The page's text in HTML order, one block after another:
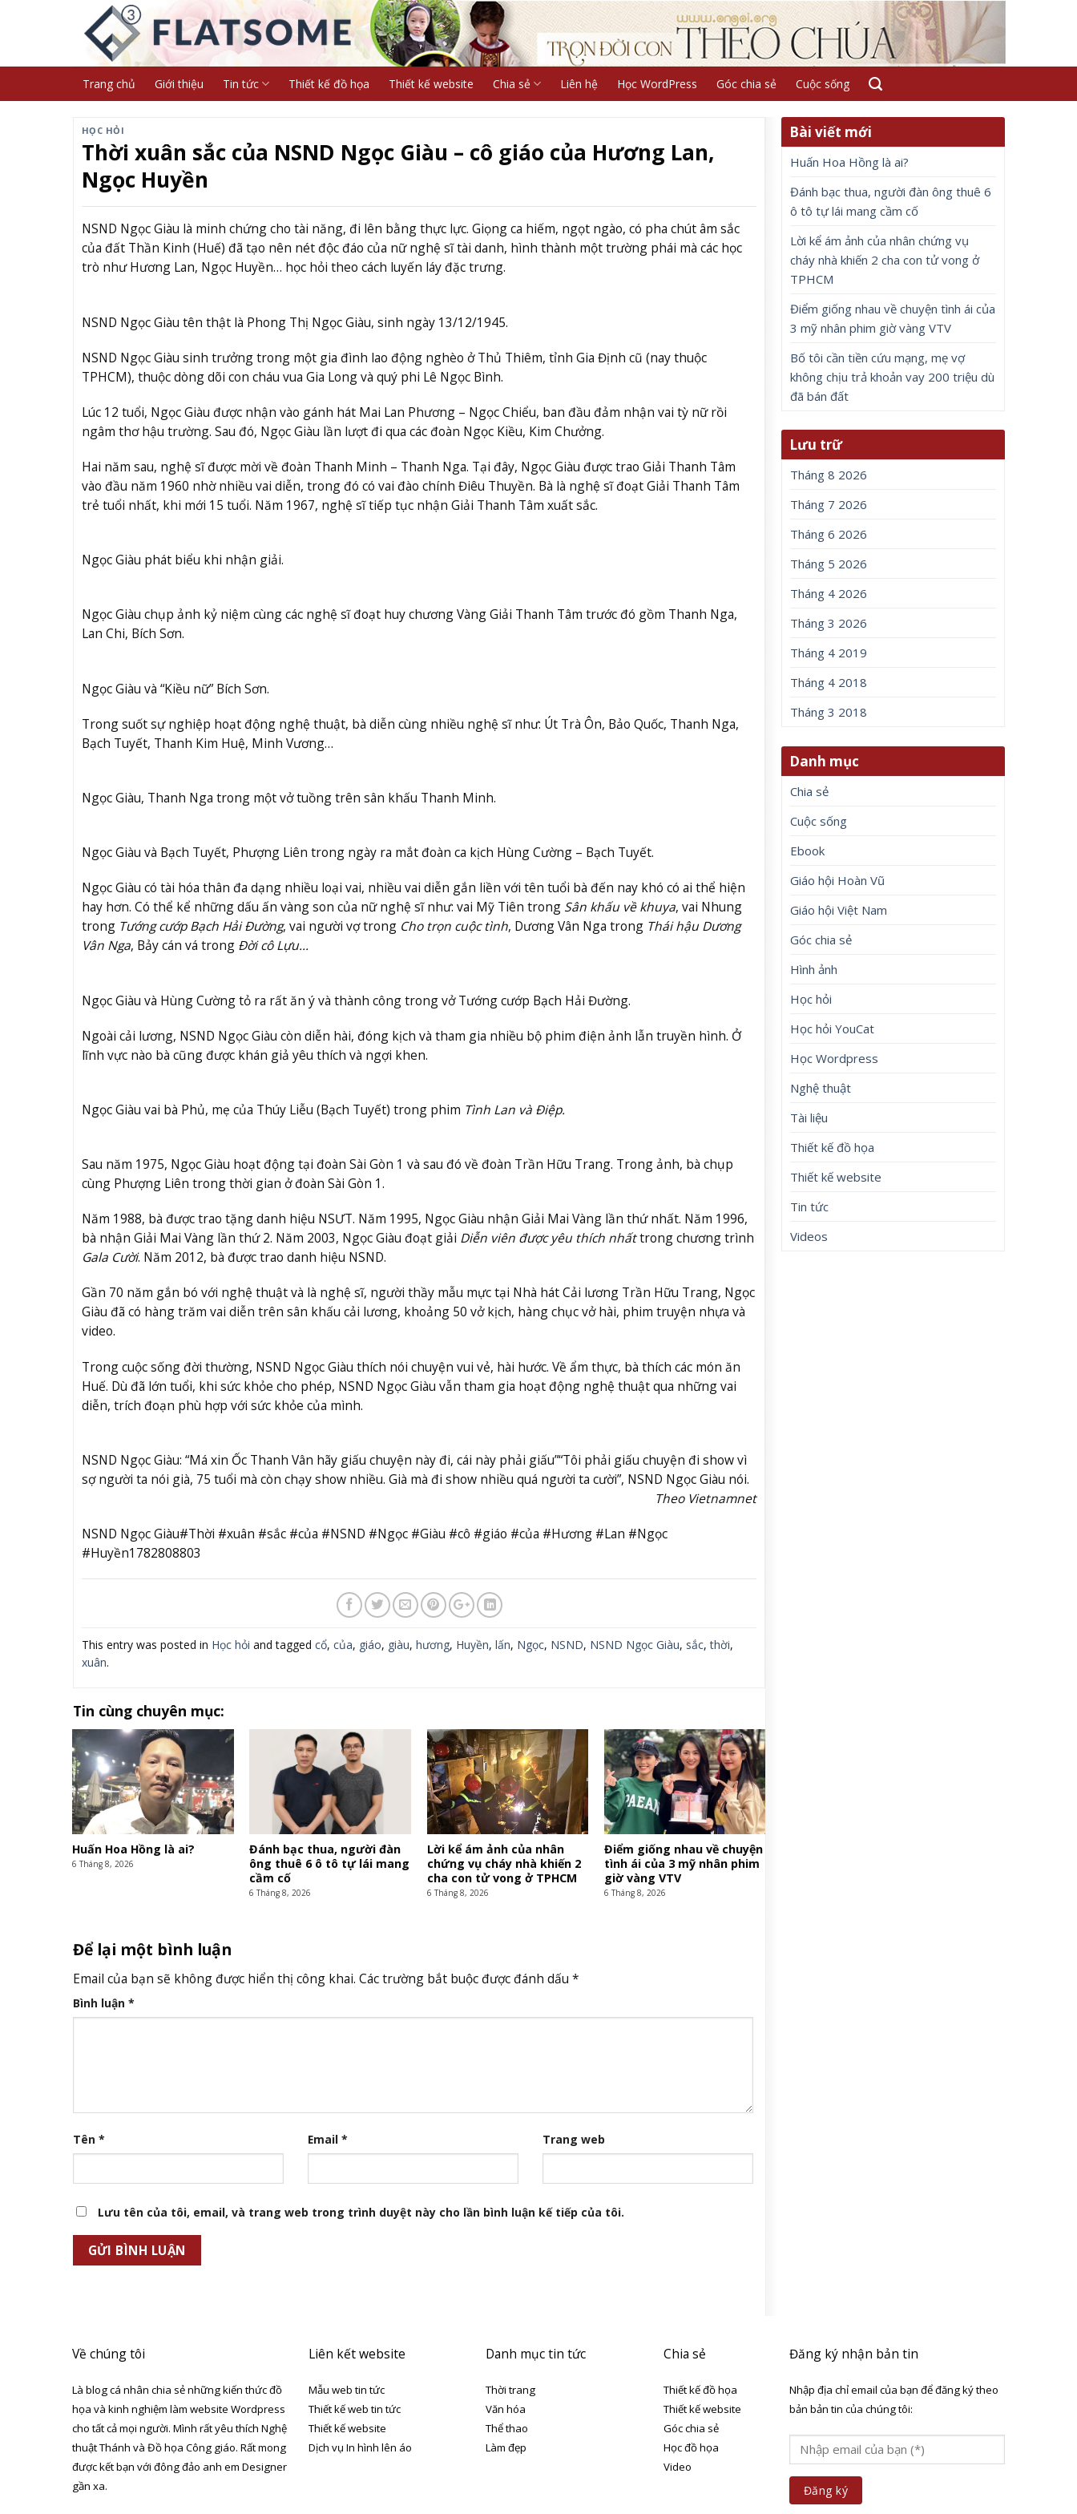
Trang chủ Giới thiệu Tin tức Thiết kế đồ họa Thiết kế website Chia sẻ Liên hệ Học WordPress Góc chia sẻ Cuộc sống
HỌC HỎI
Thời xuân sắc của NSND Ngọc Giàu – cô giáo của Hương Lan,
Ngọc Huyền
NSND Ngọc Giàu là minh chứng cho tài năng, đi lên bằng thực lực. Giọng ca hiếm, ngọt ngào, có pha chút âm sắc
của đất Thần Kinh (Huế) đã tạo nên nét độc đáo của nữ nghệ sĩ tài danh, hình thành một trường phái mà các học
trò như Hương Lan, Ngọc Huyền… học hỏi theo cách luyến láy đặc trưng.
NSND Ngọc Giàu tên thật là Phong Thị Ngọc Giàu, sinh ngày 13/12/1945.
NSND Ngọc Giàu sinh trưởng trong một gia đình lao động nghèo ở Thủ Thiêm, tỉnh Gia Định cũ (nay thuộc
TPHCM), thuộc dòng dõi con cháu vua Gia Long và quý phi Lê Ngọc Bình.
Lúc 12 tuổi, Ngọc Giàu được nhận vào gánh hát Mai Lan Phương – Ngọc Chiểu, ban đầu đảm nhận vai tỳ nữ rồi
ngâm thơ hậu trường. Sau đó, Ngọc Giàu lần lượt đi qua các đoàn Ngọc Kiều, Kim Chưởng.
Hai năm sau, nghệ sĩ được mời về đoàn Thanh Minh – Thanh Nga. Tại đây, Ngọc Giàu được trao Giải Thanh Tâm
vào đầu năm 1960 nhờ nhiều vai diễn, trong đó có vai đào chính Điêu Thuyền. Bà là nghệ sĩ đoạt Giải Thanh Tâm
trẻ tuổi nhất, khi mới 15 tuổi. Năm 1967, nghệ sĩ tiếp tục nhận Giải Thanh Tâm xuất sắc.
Ngọc Giàu phát biểu khi nhận giải.
Ngọc Giàu chụp ảnh kỷ niệm cùng các nghệ sĩ đoạt huy chương Vàng Giải Thanh Tâm trước đó gồm Thanh Nga,
Lan Chi, Bích Sơn.
Ngọc Giàu và “Kiều nữ” Bích Sơn.
Trong suốt sự nghiệp hoạt động nghệ thuật, bà diễn cùng nhiều nghệ sĩ như: Út Trà Ôn, Bảo Quốc, Thanh Nga,
Bạch Tuyết, Thanh Kim Huệ, Minh Vương…
Ngọc Giàu, Thanh Nga trong một vở tuồng trên sân khấu Thanh Minh.
Ngọc Giàu và Bạch Tuyết, Phượng Liên trong ngày ra mắt đoàn ca kịch Hùng Cường – Bạch Tuyết.
Ngọc Giàu có tài hóa thân đa dạng nhiều loại vai, nhiều vai diễn gắn liền với tên tuổi bà đến nay khó có ai thể hiện
hay hơn. Có thể kể những dấu ấn vàng son của nữ nghệ sĩ như: vai Mỹ Tiên trong Sân khấu về khuya, vai Nhung
trongTướng cướp Bạch Hải Đường, vai người vợ trong Cho trọn cuộc tình, Dương Vân Nga trong Thái hậu Dương
Vân Nga, Bảy cán vá trongĐời cô Lựu…
Ngọc Giàu và Hùng Cường tỏ ra rất ăn ý và thành công trong vở Tướng cướp Bạch Hải Đường.
Ngoài cải lương, NSND Ngọc Giàu còn diễn hài, đóng kịch và tham gia nhiều bộ phim điện ảnh lẫn truyền hình. Ở
lĩnh vực nào bà cũng được khán giả yêu thích và ngợi khen.
Ngọc Giàu vai bà Phủ, mẹ của Thúy Liễu (Bạch Tuyết) trong phim Tình Lan và Điệp.
Sau năm 1975, Ngọc Giàu hoạt động tại đoàn Sài Gòn 1 và sau đó về đoàn Trần Hữu Trang. Trong ảnh, bà chụp
cùng Phượng Liên trong thời gian ở đoàn Sài Gòn 1.
Năm 1988, bà được trao tặng danh hiệu NSƯT. Năm 1995, Ngọc Giàu nhận Giải Mai Vàng lần thứ nhất. Năm 1996,
bà nhận Giải Mai Vàng lần thứ 2. Năm 2003, Ngọc Giàu đoạt giải Diễn viên được yêu thích nhấttrong chương trình
Gala Cười. Năm 2012, bà được trao danh hiệu NSND.
Gần 70 năm gắn bó với nghệ thuật và là nghệ sĩ, người thầy mẫu mực tại Nhà hát Cải lương Trần Hữu Trang, Ngọc
Giàu đã có hàng trăm vai diễn trên sân khấu cải lương, khoảng 50 vở kịch, hàng chục vở hài, phim truyện nhựa và
video.
Trong cuộc sống đời thường, NSND Ngọc Giàu thích nói chuyện vui vẻ, hài hước. Về ẩm thực, bà thích các món ăn
Huế. Dù đã lớn tuổi, khi sức khỏe cho phép, NSND Ngọc Giàu vẫn tham gia hoạt động nghệ thuật qua những vai
diễn, trích đoạn phù hợp với sức khỏe của mình.
NSND Ngọc Giàu: “Má xin Ốc Thanh Vân hãy giấu chuyện này đi, cái này phải giấu”“Tôi phải giấu chuyện đi show vì
sợ người ta nói già, 75 tuổi mà còn chạy show nhiều. Già mà đi show nhiều quá người ta cười”, NSND Ngọc Giàu nói.
Theo Vietnamnet
NSND Ngọc Giàu#Thời #xuân #sắc #của #NSND #Ngọc #Giàu #cô #giáo #của #Hương #Lan #Ngọc
#Huyền1782808803
This entry was posted in Học hỏi and tagged cổ, của, giáo, giàu, hương, Huyền, lấn, Ngọc, NSND, NSND Ngọc Giàu, sắc,thời,
xuân.
Tin cùng chuyên mục:
Huấn Hoa Hồng là ai?
6 Tháng 8, 2026
Đánh bạc thua, người đàn
ông thuê 6 ô tô tự lái mang
cầm cố
6 Tháng 8, 2026
Lời kể ám ảnh của nhân
chứng vụ cháy nhà khiến 2
cha con tử vong ở TPHCM
6 Tháng 8, 2026
Điểm giống nhau về chuyện
tình ái của 3 mỹ nhân phim
giờ vàng VTV
6 Tháng 8, 2026
Để lại một bình luận
Email của bạn sẽ không được hiển thị công khai. Các trường bắt buộc được đánh dấu *
Bình luận *
Tên * Email * Trang web
Lưu tên của tôi, email, và trang web trong trình duyệt này cho lần bình luận kế tiếp của tôi.
Bài viết mới
Huấn Hoa Hồng là ai?
Đánh bạc thua, người đàn ông thuê 6
ô tô tự lái mang cầm cố
Lời kể ám ảnh của nhân chứng vụ
cháy nhà khiến 2 cha con tử vong ở
TPHCM
Điểm giống nhau về chuyện tình ái của
3 mỹ nhân phim giờ vàng VTV
Bố tôi cần tiền cứu mạng, mẹ vợ
không chịu trả khoản vay 200 triệu dù
đã bán đất
Lưu trữ
Tháng 8 2026
Tháng 7 2026
Tháng 6 2026
Tháng 5 2026
Tháng 4 2026
Tháng 3 2026
Tháng 4 2019
Tháng 4 2018
Tháng 3 2018
Danh mục
Chia sẻ
Cuộc sống
Ebook
Giáo hội Hoàn Vũ
Giáo hội Việt Nam
Góc chia sẻ
Hình ảnh
Học hỏi
Học hỏi YouCat
Học Wordpress
Nghệ thuật
Tài liệu
Thiết kế đồ họa
Thiết kế website
Tin tức
Videos
Về chúng tôi
Là blog cá nhân chia sẻ những kiến thức đồ
họa và kinh nghiệm làm website Wordpress
cho tất cả mọi người. Mình rất yêu thích Nghệ
thuật Thánh và Đồ họa Công giáo. Rất mong
được kết bạn với đông đảo anh em Designer
gần xa.
Liên kết website
Mẫu web tin tức
Thiết kế web tin tức
Thiết kế website
Dịch vụ In hình lên áo
Danh mục tin tức
Thời trang
Văn hóa
Thể thao
Làm đẹp
Chia sẻ
Thiết kế đồ họa
Thiết kế website
Góc chia sẻ
Học đồ họa
Video
Đăng ký nhận bản tin
Nhập địa chỉ email của bạn để đăng ký theo
bản bản tin của chúng tôi: